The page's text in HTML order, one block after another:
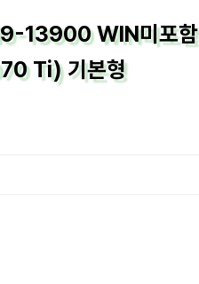
13900 WIN미포함
Ti) 기본형